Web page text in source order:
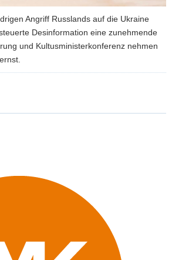
Angriff Russlands auf die Ukraine
Desinformation eine zunehmende
und Kultusministerkonferenz nehmen